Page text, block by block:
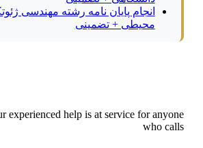
انجام پایان نامه رشته مهندسی
محیطی + تضمینی
experienced help is at service for anyone
who calls